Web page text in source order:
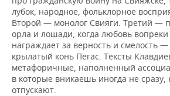
лубок, народное, фольклорное
Второй — монолог Свияги. Третий —
орла и лошади, когда любовь
награждает за верность и смелость
крылатый конь Пегас. Тексты
метафоричные, наполненный
в которые вникаешь иногда не сразу,
отпускают.